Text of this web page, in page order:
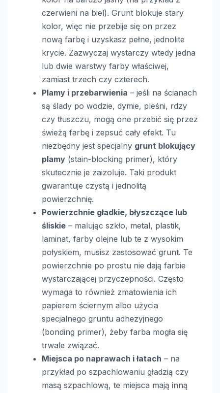
czerwieni na biel). Grunt blokuje stary
kolor, więc nie przebije się on przez
nową farbę i uzyskasz pełne, jednolite
krycie. Zazwyczaj wystarczy wtedy jedna
lub dwie warstwy farby właściwej,
zamiast trzech czy czterech.
Plamy i przebarwienia – jeśli na ścianach
są ślady po wodzie, dymie, pleśni, rdzy
czy tłuszczu, mogą one przebić się przez
świeżą farbę i zepsuć cały efekt. Tu
niezbędny jest specjalny grunt blokujący
plamy (stain-blocking primer), który
skutecznie je zaizoluje. Taki produkt
gwarantuje czystą i jednolitą
powierzchnię.
Powierzchnie gładkie, błyszczące lub
śliskie – malując szkło, metal, plastik,
laminat, farby olejne lub te z wysokim
połyskiem, musisz zastosować grunt. Te
powierzchnie po prostu nie dają farbie
wystarczającej przyczepności. Często
wymaga to również zmatowienia ich
papierem ściernym albo użycia
specjalnego gruntu adhezyjnego
(bonding primer), żeby farba mogła się
trwale związać.
Miejsca po naprawach i łatach – na
przykład po szpachlowaniu gładzią czy
masą szpachlową, te miejsca mają inną